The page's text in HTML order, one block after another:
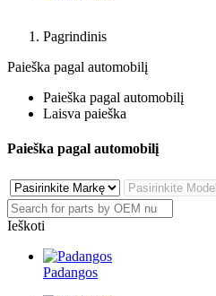
Pagrindinis
Paieška pagal automobilį
Paieška pagal automobilį
Laisva paieška
Paieška pagal automobilį
Ieškoti
Padangos